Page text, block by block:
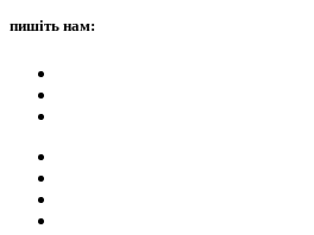
пишіть нам: